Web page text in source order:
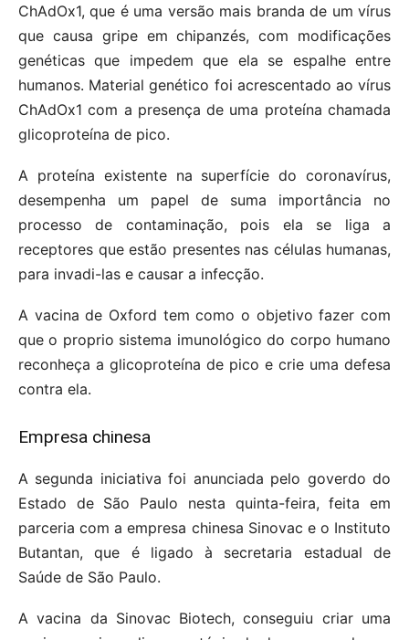
ChAdOx1, que é uma versão mais branda de um vírus
que causa gripe em chipanzés, com modificações
genéticas que impedem que ela se espalhe entre
humanos. Material genético foi acrescentado ao vírus
ChAdOx1 com a presença de uma proteína chamada
glicoproteína de pico.
A proteína existente na superfície do coronavírus,
desempenha um papel de suma importância no
processo de contaminação, pois ela se liga a
receptores que estão presentes nas células humanas,
para invadi-las e causar a infecção.
A vacina de Oxford tem como o objetivo fazer com
que o proprio sistema imunológico do corpo humano
reconheça a glicoproteína de pico e crie uma defesa
contra ela.
Empresa chinesa
A segunda iniciativa foi anunciada pelo goverdo do
Estado de São Paulo nesta quinta-feira, feita em
parceria com a empresa chinesa Sinovac e o Instituto
Butantan, que é ligado à secretaria estadual de
Saúde de São Paulo.
A vacina da Sinovac Biotech, conseguiu criar uma